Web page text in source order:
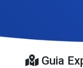
Guia